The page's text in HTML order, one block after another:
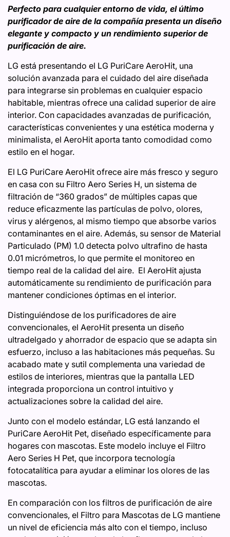
Perfecto para cualquier entorno de vida, el último
purificador de aire de la compañía presenta un diseño
elegante y compacto y un rendimiento superior de
purificación de aire.
LG está presentando el LG PuriCare AeroHit, una
solución avanzada para el cuidado del aire diseñada
para integrarse sin problemas en cualquier espacio
habitable, mientras ofrece una calidad superior de aire
interior. Con capacidades avanzadas de purificación,
características convenientes y una estética moderna y
minimalista, el AeroHit aporta tanto comodidad como
estilo en el hogar.
El LG PuriCare AeroHit ofrece aire más fresco y seguro
en casa con su Filtro Aero Series H, un sistema de
filtración de “360 grados” de múltiples capas que
reduce eficazmente las partículas de polvo, olores,
virus y alérgenos, al mismo tiempo que absorbe varios
contaminantes en el aire. Además, su sensor de Material
Particulado (PM) 1.0 detecta polvo ultrafino de hasta
0.01 micrómetros, lo que permite el monitoreo en
tiempo real de la calidad del aire. El AeroHit ajusta
automáticamente su rendimiento de purificación para
mantener condiciones óptimas en el interior.
Distinguiéndose de los purificadores de aire
convencionales, el AeroHit presenta un diseño
ultradelgado y ahorrador de espacio que se adapta sin
esfuerzo, incluso a las habitaciones más pequeñas. Su
acabado mate y sutil complementa una variedad de
estilos de interiores, mientras que la pantalla LED
integrada proporciona un control intuitivo y
actualizaciones sobre la calidad del aire.
Junto con el modelo estándar, LG está lanzando el
PuriCare AeroHit Pet, diseñado específicamente para
hogares con mascotas. Este modelo incluye el Filtro
Aero Series H Pet, que incorpora tecnología
fotocatalítica para ayudar a eliminar los olores de las
mascotas.
En comparación con los filtros de purificación de aire
convencionales, el Filtro para Mascotas de LG mantiene
un nivel de eficiencia más alto con el tiempo, incluso